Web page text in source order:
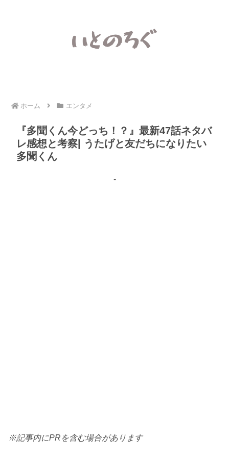
ホーム エンタメ
『多聞くん今どっち！？』最新47話ネタバ
レ感想と考察| うたげと友だちになりたい
多聞くん
-
※記事内にPRを含む場合があります